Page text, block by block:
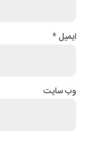
ایمیل*
وب‌ سایت